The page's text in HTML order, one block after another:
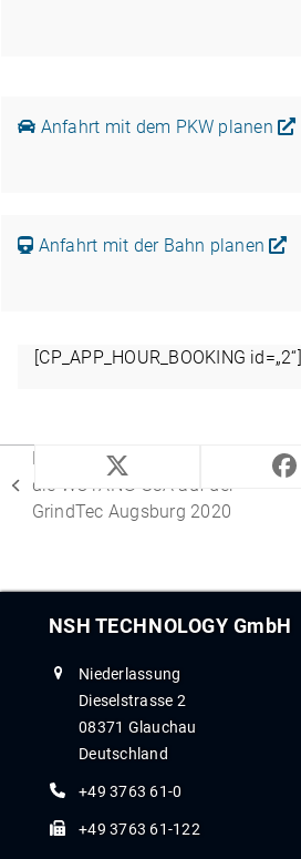
Anfahrt mit dem PKW planen
Anfahrt mit der Bahn pla­nen
[CP_APP_HOUR_BOOKING id=„2“]
Die WEMA Glauchau präsentiert
die WOTAN® S3A auf der
GrindTec Augsburg 2020
NSH TECHNOLOGY GmbH
Niederlassung
Dieselstrasse 2
08371 Glauchau
Deutschland
+49 3763 61-0
+49 3763 61-122